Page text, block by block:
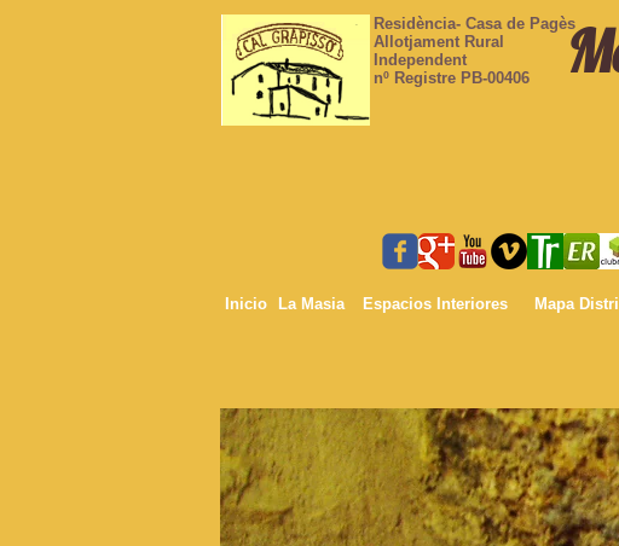
Residència- Casa de Pagès
Allotjament Rural
Independent
nº Registre PB-00406
Mapa
Espacios Interiores
La Masia
Inicio